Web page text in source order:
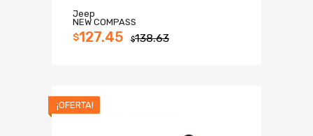
Jeep
NEW COMPASS
$138.63
$127.45
¡OFERTA!